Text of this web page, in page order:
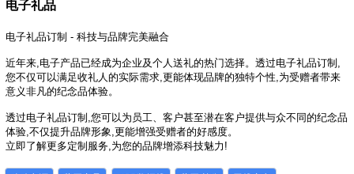
电子礼品
电子礼品订制 - 科技与品牌完美融合
近年来,电子产品已经成为企业及个人送礼的热门选择。透过电子礼品订制,
您不仅可以满足收礼人的实际需求,更能体现品牌的独特个性,为受赠者带来
意义非凡的纪念品体验。
透过电子礼品订制,您可以为员工、客户甚至潜在客户提供与众不同的纪念品
体验,不仅提升品牌形象,更能增强受赠者的好感度。
立即了解更多定制服务,为您的品牌增添科技魅力!